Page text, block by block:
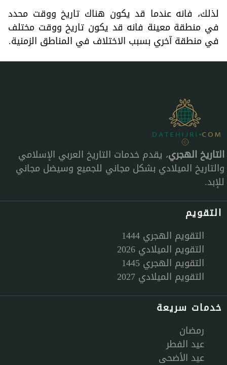
لذلك، فانه عندما قد يكون هناك تاريخ ووقت محدد
في منطقة معينة فانه قد يكون تاريخ ووقت مختلف
في منطقة آخري بسبب الاختلاف في المناطق الزمنية.
التاريخ الهجري، يقدم خدمات التاريخ العربي الإسلامي
والتاريخ الميلادي بشكل مجاني للجميع وسيضل مجاني
للإبد.
التقويم
التقويم الهجري 1444
التقويم الميلادي 2026
التقويم الهجري 1445
التقويم الميلادي 2027
خدمات سريعة
رمضان
عيد الفطر
عيد الأضحى